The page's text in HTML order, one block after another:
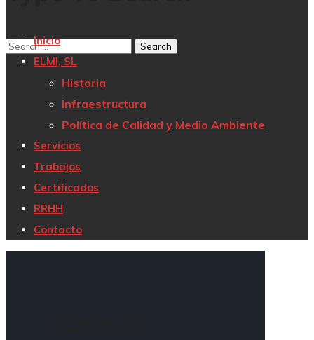
Inicio
ELMI, SL
Historia
Infraestructura
Política de Calidad y Medio Ambiente
Servicios
Trabajos
Certificados
RRHH
Contacto